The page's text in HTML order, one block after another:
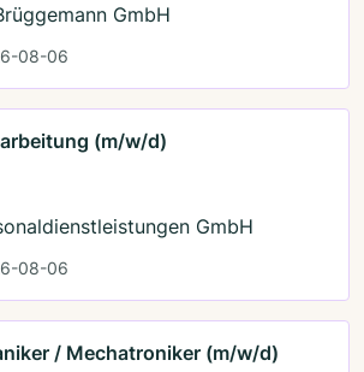
GmbH
08-06
(m/w/d)
GmbH
08-06
/ Mechatroniker (m/w/d)